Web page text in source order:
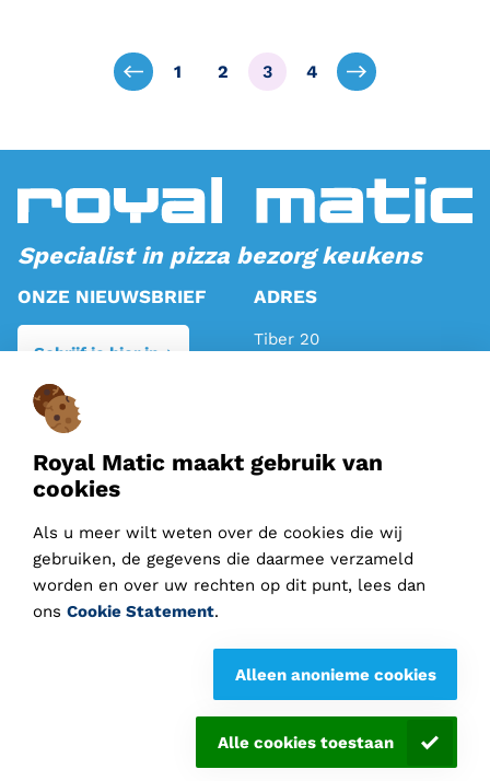
Royal Matic maakt gebruik van
cookies
Als u meer wilt weten over de cookies die wij
gebruiken, de gegevens die daarmee verzameld
worden en over uw rechten op dit punt, lees dan
ons Cookie Statement.
Alleen anonieme cookies
Alle cookies toestaan
1 2 3 4
Specialist in pizza bezorg keukens
instagram-facebook
linkedin
ONZE NIEUWSBRIEF
Schrijf je hier in
ADRES
Tiber 20
TELEFOON
Algemeen:070 317 81 81
Verkoop:070 710 11 95
info@royalmatic.com
© Royal Matic. Alle rechten voorbehouden.
Disclaimer
Cookie statement